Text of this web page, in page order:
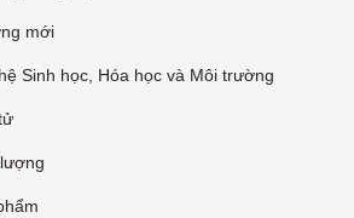
mới
Sinh học, Hóa học và Môi trường